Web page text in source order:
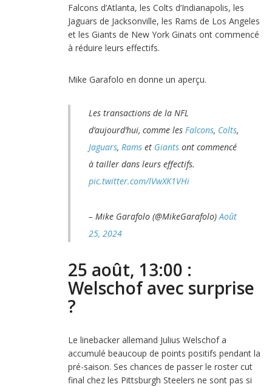
Falcons d’Atlanta, les Colts d’Indianapolis, les
Jaguars de Jacksonville, les Rams de Los Angeles
et les Giants de New York Ginats ont commencé
à réduire leurs effectifs.
Mike Garafolo en donne un aperçu.
Les transactions de la NFL
d’aujourd’hui, comme lesFalcons, Colts,
Jaguars,Rams et Giants ont commencé
à tailler dans leurs effectifs.
pic.twitter.com/lVwXK1VHi
– Mike Garafolo (@MikeGarafolo)Août
25, 2024
25 août, 13:00 :
Welschof avec surprise
?
Le linebacker allemand Julius Welschof a
accumulé beaucoup de points positifs pendant la
pré-saison. Ses chances de passer le roster cut
final chez les Pittsburgh Steelers ne sont pas si